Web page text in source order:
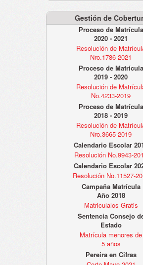
Gestión de
Proceso de Matrícula
2020 - 2021
Resolución de
Nro.1786-2021
Proceso de Matrícula
2019 - 2020
Resolución de
No.4233-2019
Proceso de Matrícula
2018 - 2019
Resolución de
Nro.3665-2019
Calendario Escolar
Resolución No.9943-
Calendario Escolar
Resolución No.11527-
Campaña Matrícula
Año 2018
Matriculalos Gratis
Sentencia Consejo
Estado
Matrícula menores de
5 años
Pereira en Cifras